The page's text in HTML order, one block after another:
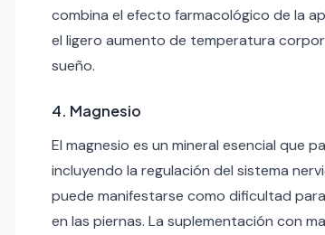
combina el efecto farmacológico de la
el ligero aumento de temperatura
sueño.
4. Magnesio
El magnesio es un mineral esencial que
incluyendo la regulación del sistema
puede manifestarse como dificultad
en las piernas. La suplementación con